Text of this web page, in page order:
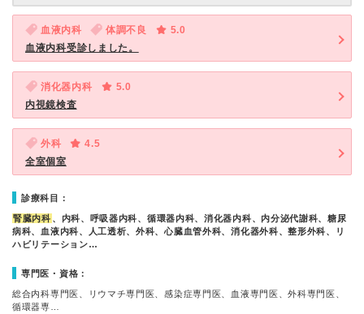
血液内科 体調不良
5.0
血液内科受診しました。
消化器内科
5.0
内視鏡検査
外科
4.5
全室個室
診療科目：
腎臓内科 、内科、呼吸器内科、循環器内科、消化器内科、内分泌代謝科、糖尿
病科、血液内科、人工透析、外科、心臓血管外科、消化器外科、整形外科、リ
ハビリテーション…
専門医・資格：
総合内科専門医、リウマチ専門医、感染症専門医、血液専門医、外科専門医、
循環器専…